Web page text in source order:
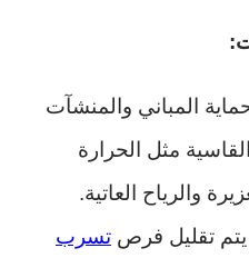
المباني والمنشآت
مثل الحرارة
والرياح العاتية.
يتم تقليل فرص تسرب